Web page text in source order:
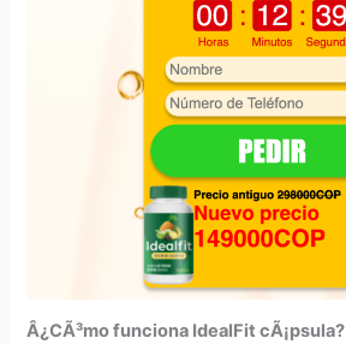
Â¿CÃ³mo funciona IdealFit cÃ¡psula?